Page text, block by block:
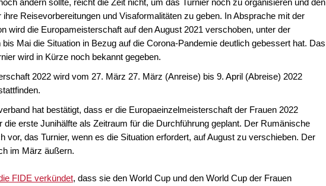
ändern sollte, reicht die Zeit nicht, um das Turnier noch zu organisieren und den
ihre Reisevorbereitungen und Visaformalitäten zu geben. In Absprache mit der
wird die Europameisterschaft auf den August 2021 verschoben, unter der
Mai die Situation in Bezug auf die Corona-Pandemie deutlich gebessert hat. Das
wird in Kürze noch bekannt gegeben.
2022 wird vom 27. März 27. März (Anreise) bis 9. April (Abreise) 2022
hat bestätigt, dass er die Europaeinzelmeisterschaft der Frauen 2022
die erste Junihälfte als Zeitraum für die Durchführung geplant. Der Rumänische
vor, das Turnier, wenn es die Situation erfordert, auf August zu verschieben. Der
im März äußern.
FIDE verkündet, dass sie den World Cup und den World Cup der Frauen